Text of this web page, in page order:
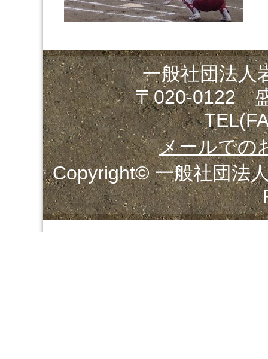
一般社団法人
〒020-0122
メールでの
Copyright© 一般社団法